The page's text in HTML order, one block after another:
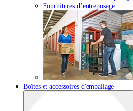
Fournitures d’entreposage
Boîtes et accessoires d'emballage